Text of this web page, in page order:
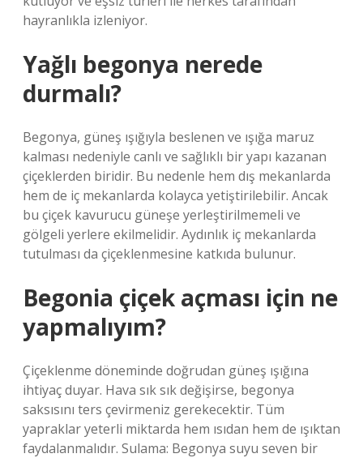
hayranlıkla izleniyor.
Yağlı begonya nerede
durmalı?
Begonya, güneş ışığıyla beslenen ve ışığa maruz
kalması nedeniyle canlı ve sağlıklı bir yapı kazanan
çiçeklerden biridir. Bu nedenle hem dış mekanlarda
hem de iç mekanlarda kolayca yetiştirilebilir. Ancak
bu çiçek kavurucu güneşe yerleştirilmemeli ve
gölgeli yerlere ekilmelidir. Aydınlık iç mekanlarda
tutulması da çiçeklenmesine katkıda bulunur.
Begonia çiçek açması için ne
yapmalıyım?
Çiçeklenme döneminde doğrudan güneş ışığına
ihtiyaç duyar. Hava sık sık değişirse, begonya
saksısını ters çevirmeniz gerekecektir. Tüm
yapraklar yeterli miktarda hem ısıdan hem de ışıktan
faydalanmalıdır. Sulama: Begonya suyu seven bir